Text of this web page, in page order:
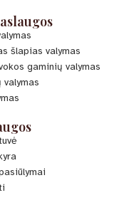
šlapias valymas
gaminių valymas
valymas